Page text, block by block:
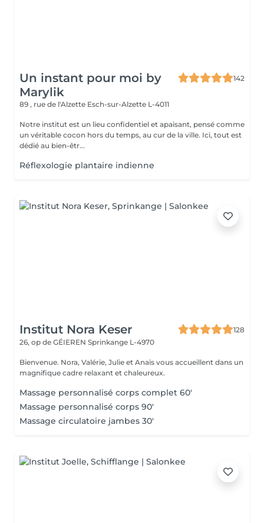
Un instant pour moi by
Marylik
142
89 , rue de l'Alzette Esch-sur-Alzette L-4011
Notre institut est un lieu confidentiel et apaisant, pensé comme
un véritable cocon hors du temps, au cur de la ville. Ici, tout est
dédié au bien-êtr...
Réflexologie plantaire indienne
Institut Nora Keser
128
26, op de GÉIEREN Sprinkange L-4970
Bienvenue. Nora, Valérie, Julie et Anaïs vous accueillent dans un
magnifique cadre relaxant et chaleureux.
Massage personnalisé corps complet 60'
Massage personnalisé corps 90'
Massage circulatoire jambes 30'